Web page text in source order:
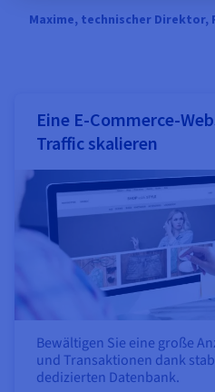
Maxime, technischer Direktor,
Eine E-Commerce-
Traffic skalieren
Bewältigen Sie eine große
und Transaktionen dank
dedizierten Datenbank.